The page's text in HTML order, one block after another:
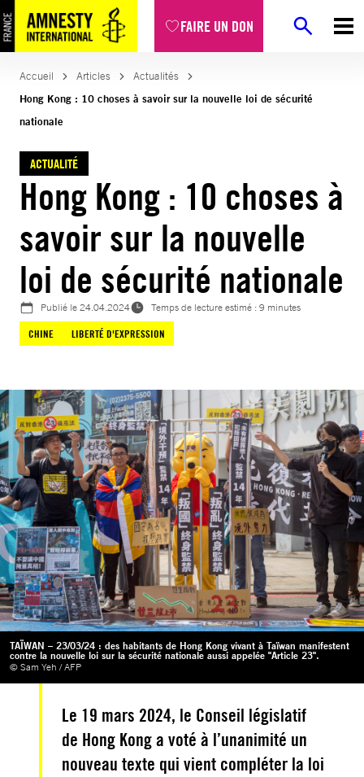
FAIRE UN DON
Aller
au
contenu
Accueil Articles
Actualités
Hong Kong : 10 choses à savoir sur la nouvelle loi de sécurité
nationale
ACTUALITÉ
Hong Kong : 10 choses à
savoir sur la nouvelle
loi de sécurité nationale
Publié le24.04.2024
Temps de lecture estimé : 9 minutes
CHINE
LIBERTÉ D'EXPRESSION
TAÏWAN – 23/03/24 : des habitants de Hong Kong vivant à Taïwan manifestent
contre la nouvelle loi sur la sécurité nationale aussi appelée "Article 23".
© Sam Yeh / AFP
Le 19 mars 2024, le Conseil législatif
de Hong Kong a voté à l’unanimité un
nouveau texte qui vient compléter la loi